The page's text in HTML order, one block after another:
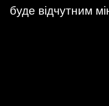
буде відчутним